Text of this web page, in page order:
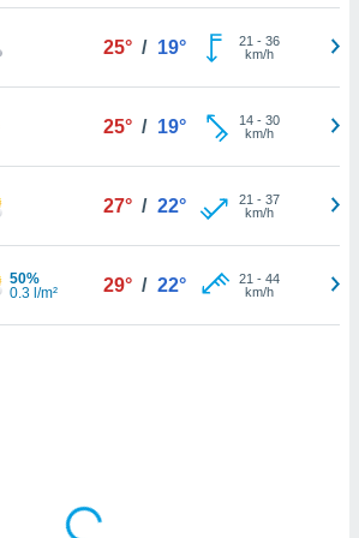
25° / 19° 21 - 36
km/h
25° / 19° 14- 30
km/h
27° / 22° 21 - 37
km/h
50%
0.3 l/m²
29° / 22° 21 - 44
km/h